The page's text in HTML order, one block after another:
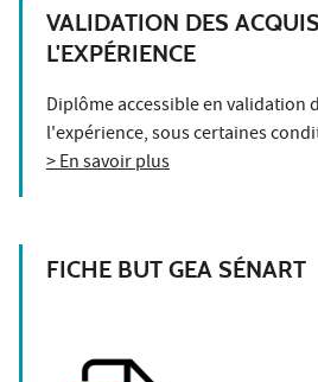
VALIDATION DES
L'EXPÉRIENCE
Diplôme accessible en validation
l'expérience, sous certaines
> En savoir plus
FICHE BUT GEA SÉNART